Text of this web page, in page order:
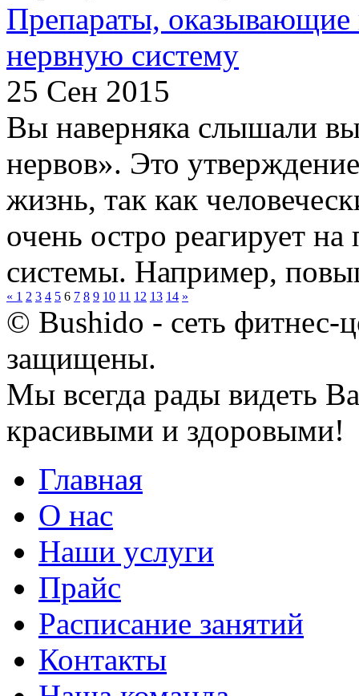
Препараты, оказывающие
нервную систему
25 Сен 2015
Вы наверняка слышали
нервов». Это
жизнь, так как
очень остро реагирует
системы. Например,
« 1 2 3 4 5 6 7 8 9 10 11 12 13 14 »
© Bushido - сеть фитнес-
защищены.
Мы всегда рады видеть
красивыми и здоровыми!
Главная
О нас
Наши услуги
Прайс
Расписание занятий
Контакты